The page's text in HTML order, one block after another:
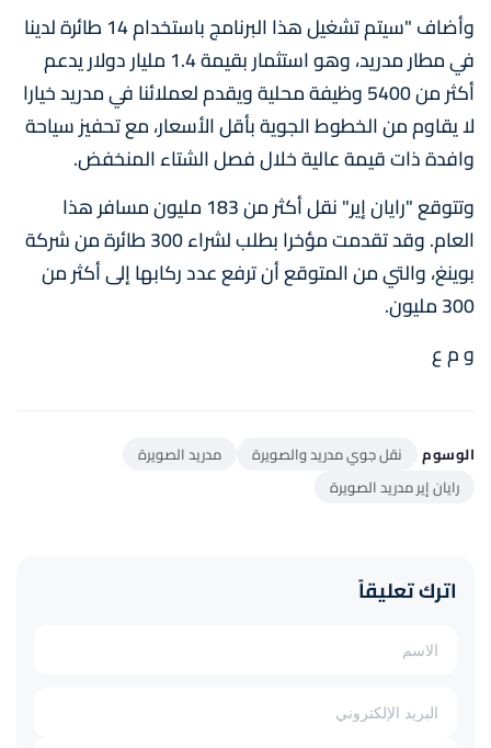
وأضاف "سيتم تشغيل هذا البرنامج باستخدام 14 طائرة لدينا
في مطار مدريد، وهو استثمار بقيمة 1.4 مليار دولار يدعم
أكثر من 5400 وظيفة محلية ويقدم لعملائنا في مدريد خيارا
لا يقاوم من الخطوط الجوية بأقل الأسعار، مع تحفيز سياحة
وافدة ذات قيمة عالية خلال فصل الشتاء المنخفض.
وتتوقع "رايان إير" نقل أكثر من 183 مليون مسافر هذا
العام. وقد تقدمت مؤخرا بطلب لشراء 300 طائرة من شركة
بوينغ، والتي من المتوقع أن ترفع عدد ركابها إلى أكثر من
300 مليون.
و م ع
الوسوم نقل جوي مدريد والصويرة
مدريد الصويرة
رايان إير مدريد الصويرة
اترك تعليقاً